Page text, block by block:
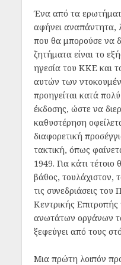
Ένα από τα
αφήνει αναπάντητα,
που θα μπορούσε να
ζητήματα είναι το
ηγεσία του ΚΚΕ και
αυτών των
προηγείται κατά
έκδοσης, ώστε να
καθυστέρηση
διαφορετική
τακτική, όπως
1949. Για κάτι τέτοιο
βάθος, τουλάχιστον,
τις συνεδριάσεις του
Κεντρικής
ανωτάτων οργάνων
ξεφεύγει από τους
Μια πρώτη λοιπόν